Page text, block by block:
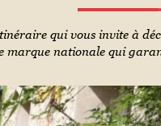
qui vous invite à
marque nationale qui